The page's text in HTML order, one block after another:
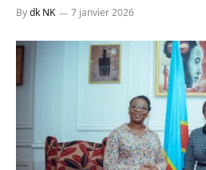
Bydk NK 7 janvier 2026